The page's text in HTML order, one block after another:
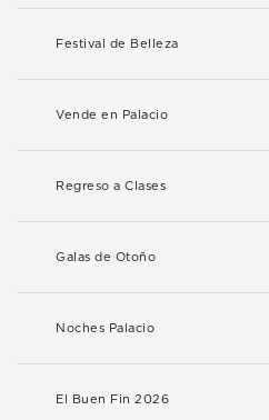
Festival de Belleza
Vende en Palacio
Regreso a Clases
Galas de Otoño
Noches Palacio
El Buen Fin 2026